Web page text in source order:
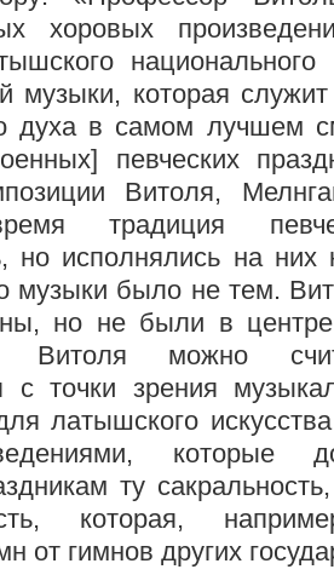
хоровых
национального
музыки, которая
духа в самом лучшем
певческих
Витоля,
традиция
но исполнялись на них
музыки было не тем.
но не были в
Витоля можно
точки зрения
латышского
которые
ту
которая,
от гимнов других